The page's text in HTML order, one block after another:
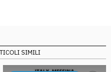
SIMILI